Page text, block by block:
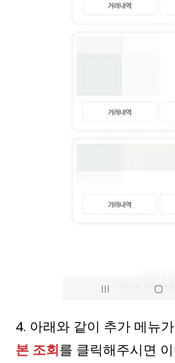
4. 아래와 같이 추가 메뉴
본 조회를 클릭해주시면